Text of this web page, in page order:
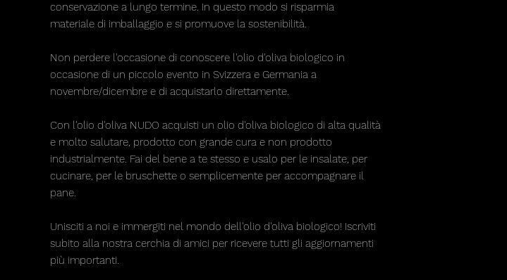
conservazione a lungo termine. In questo modo si risparmia
materiale di imballaggio e si promuove la sostenibilità.
Non perdere l'occasione di conoscere l'olio d'oliva biologico in
occasione di un piccolo evento in Svizzera e Germania a
novembre/dicembre e di acquistarlo direttamente.
Con l'olio d'oliva NUDO acquisti un olio d'oliva biologico di alta qualità
e molto salutare, prodotto con grande cura e non prodotto
industrialmente. Fai del bene a te stesso e usalo per le insalate, per
cucinare, per le bruschette o semplicemente per accompagnare il
pane.
Unisciti a noi e immergiti nel mondo dell'olio d'oliva biologico! Iscriviti
subito alla nostra cerchia di amici per ricevere tutti gli aggiornamenti
più importanti.